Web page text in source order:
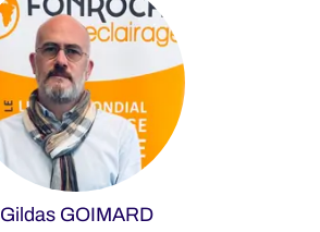
Gildas GOIMARD